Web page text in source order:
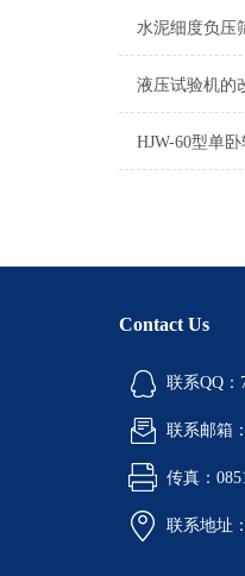
水泥细度负压
液压试验机的
Contact Us
联系QQ：
联系邮箱
传真：
联系地址